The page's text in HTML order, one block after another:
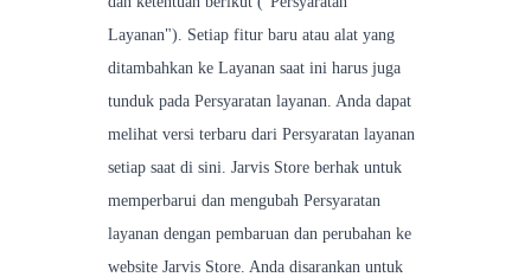
Layanan"). Setiap fitur baru atau alat yang
ditambahkan ke Layanan saat ini harus juga
tunduk pada Persyaratan layanan. Anda dapat
melihat versi terbaru dari Persyaratan layanan
setiap saat di sini. Jarvis Store berhak untuk
memperbarui dan mengubah Persyaratan
layanan dengan pembaruan dan perubahan ke
website Jarvis Store. Anda disarankan untuk